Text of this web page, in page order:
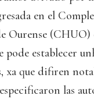
en el
Ourense (CHUO)
pode establecer
xa que difiren
las